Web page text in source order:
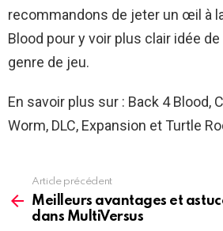
recommandons de jeter un œil à
Blood pour y voir plus clair idée
genre de jeu.
En savoir plus sur : Back 4 Blood,
Worm, DLC, Expansion et Turtle
more
Article précédent
Meilleurs avantages et
dans MultiVersus